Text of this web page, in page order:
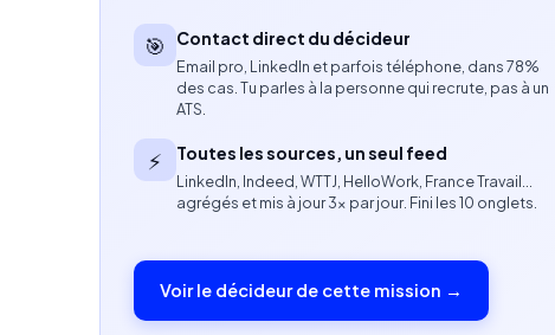
Compétences en vente et en persuasion.
Dynamisme, motivation et aisance au contact
Profil recherché
Freelance disposant du statut d'auto-
Expérience en vente, animation commerciale
🎯 Contact direct du décideur
Email pro, LinkedIn et parfois téléphone, dans 78%
des cas. Tu parles à la personne qui recrute, pas à un
ATS.
⚡ Toutes les sources, un seul feed
LinkedIn, Indeed, WTTJ, HelloWork, France Travail…
agrégés et mis à jour 3× par jour. Fini les 10 onglets.
Voir le décideur de cette mission →